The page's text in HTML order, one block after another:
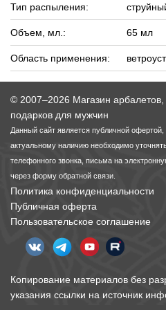
Тип распыления:
Объем, мл.: 65 мл
Область применения:
© 2007–2026 Магазин арбалетов,
подарков для мужчин
Данный сайт является публичной
актуальному наличию необходимо
телефонного звонка, письма на
через форму обратной связи.
Политика конфиденциальности
Публичная оферта
Пользовательское соглашение
Копирование материалов без
указания ссылки на источник